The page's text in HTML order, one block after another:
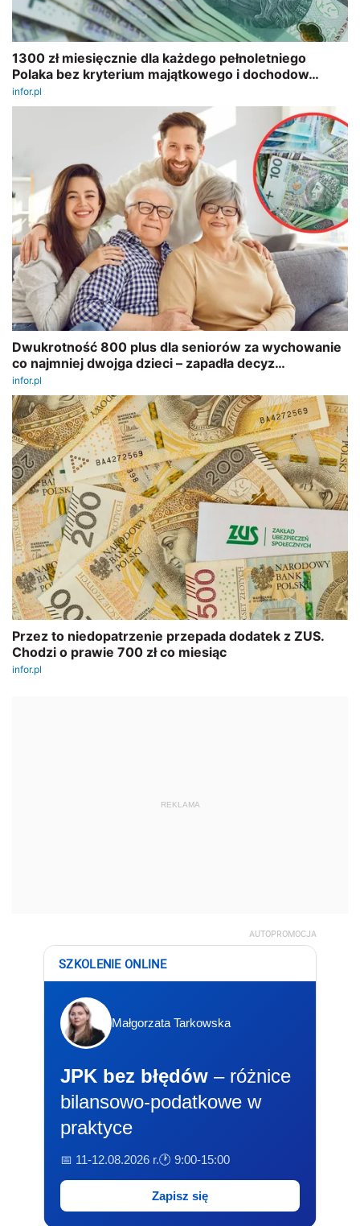
REKLAMA
AUTOPROMOCJA
SZKOLENIE ONLINE
Małgorzata Tarkowska
JPK bez błędów – różnice
bilansowo-podatkowe w
praktyce
📅 11-12.08.2026 r.🕐 9:00-15:00
Zapisz się